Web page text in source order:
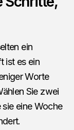
ein
ist es ein
Worte
Sie zwei
eine Woche